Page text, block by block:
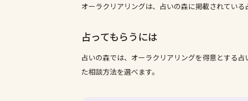
オーラクリアリングは、占いの森に掲載されている
占ってもらうには
占いの森では、 オーラクリアリングを得意とする占
た相談方法を選べます。